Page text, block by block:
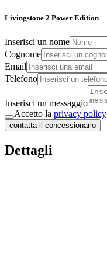
Livingstone 2 Power Edition
Inserisci un nome
Cognome
Email
Telefono
Inserisci un messaggio
Accetto la privacy policy
contatta il concessionario
Dettagli